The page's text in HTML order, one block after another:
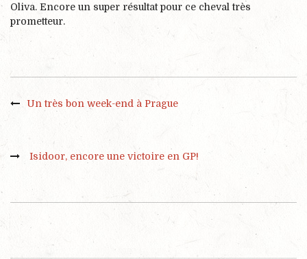
Oliva. Encore un super résultat pour ce cheval très
prometteur.
Un très bon week-end à Prague
Isidoor, encore une victoire en GP!